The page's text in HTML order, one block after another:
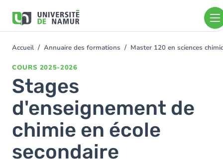
contenu
You
Accueil Annuaire des formations Master 120 en sciences
COURS 2025-2026
Stages
d'enseignement de
chimie en école
secondaire